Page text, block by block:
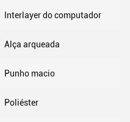
Interlayer do computador
Alça arqueada
Punho macio
Poliéster